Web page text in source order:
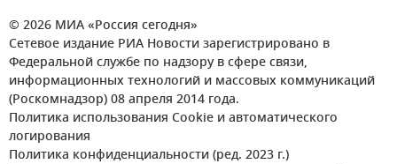
© 2026 МИА «Россия сегодня»
Сетевое издание РИА Новости зарегистрировано в
Федеральной службе по надзору в сфере связи,
информационных технологий и массовых коммуникаций
(Роскомнадзор) 08 апреля 2014 года.
Политика использования Cookie и автоматического
логирования
Политика конфиденциальности (ред. 2023 г.)